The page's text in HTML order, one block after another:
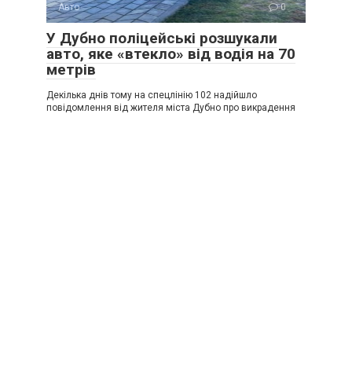
Авто 0
У Дубно поліцейські розшукали
авто, яке «втекло» від водія на 70
метрів
Декілька днів тому на спецлінію 102 надійшло
повідомлення від жителя міста Дубно про викрадення